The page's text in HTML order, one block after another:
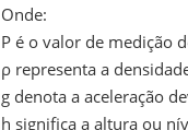
Onde:
P é o valor de medição
ρ representa a
g denota a aceleração
h significa a altura ou